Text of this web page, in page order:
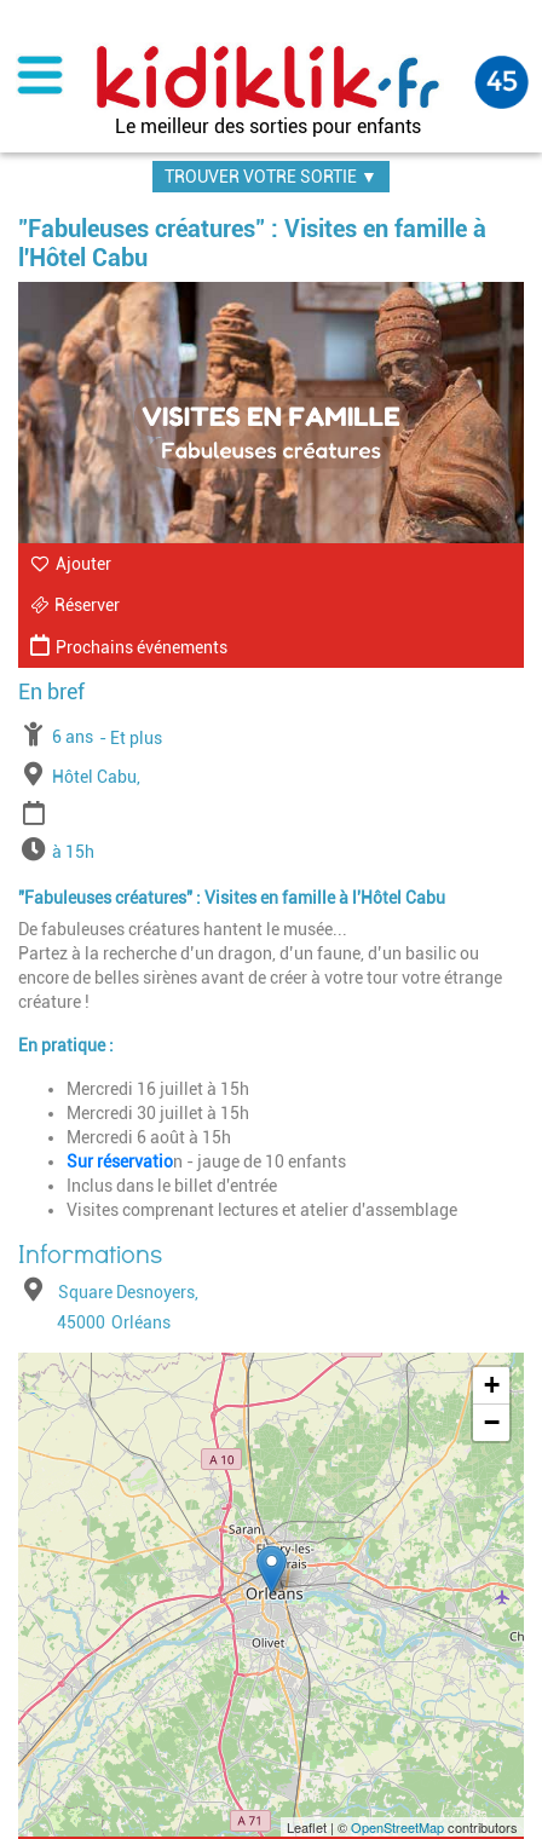
contenu
principal
Le meilleur des sorties pour enfants
TROUVER VOTRE SORTIE ▼
"Fabuleuses créatures" : Visites en famille à
l'Hôtel Cabu
Ajouter
Réserver
Prochains événements
À partir de
6 ans Jusqu'à l'age de
Et plus
Lieu
Hôtel Cabu,
Horaires
à 15h
"Fabuleuses créatures" : Visites en famille à l'Hôtel Cabu
De fabuleuses créatures hantent le musée...
Partez à la recherche d’un dragon, d’un faune, d’un basilic ou
encore de belles sirènes avant de créer à votre tour votre étrange
créature !
En pratique :
Mercredi 16 juillet à 15h
Mercredi 30 juillet à 15h
Mercredi 6 août à 15h
Sur réservation - jauge de 10 enfants
Inclus dans le billet d'entrée
Visites comprenant lectures et atelier d'assemblage
AdresseSquare Desnoyers,
Code postal
45000 Ville
Orléans
Geolocalisation
+
−
Leaflet | ©OpenStreetMapcontributors